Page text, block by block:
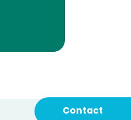
Contact